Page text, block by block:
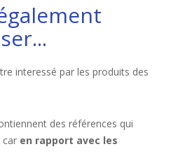
interessé par les produits des
des références qui
car en rapport avec les